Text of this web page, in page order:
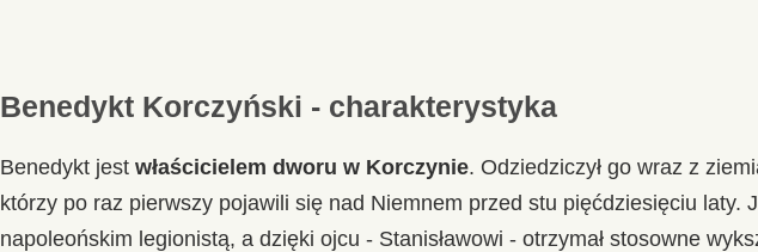
Benedykt Korczyński - charakterystyka
Benedykt jest właścicielem dworu w Korczynie. Odziedziczył go wraz z
którzy po raz pierwszy pojawili się nad Niemnem przed stu pięćdziesięciu laty.
napoleońskim legionistą, a dzięki ojcu - Stanisławowi - otrzymał stosowne